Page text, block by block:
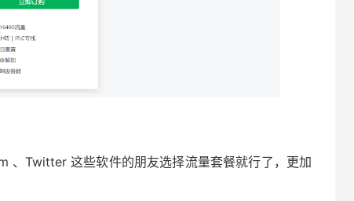
、Twitter 这些软件的朋友选择流量套餐就行了，更加